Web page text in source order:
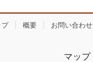
プ 概要 お問い合わせ
マップ